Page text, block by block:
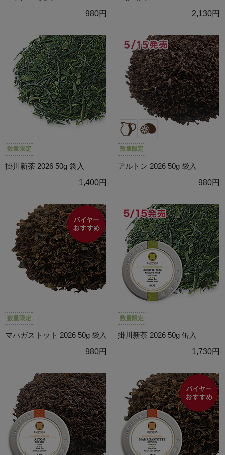
980円
2,130円
数量限定
掛川新茶 2026 50g 袋入
1,400円
数量限定
アルトン 2026 50g 袋入
980円
数量限定
マハガストット 2026 50g 袋入
980円
数量限定
掛川新茶 2026 50g 缶入
1,730円